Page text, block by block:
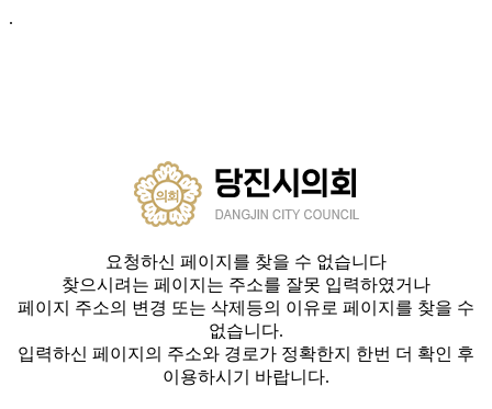
.
요청하신 페이지를 찾을 수 없습니다
찾으시려는 페이지는 주소를 잘못 입력하였거나
페이지 주소의 변경 또는 삭제등의 이유로 페이지를 찾을 수
없습니다.
입력하신 페이지의 주소와 경로가 정확한지 한번 더 확인 후
이용하시기 바랍니다.